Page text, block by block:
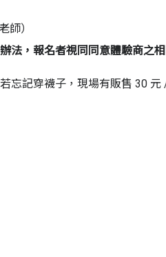
師）
法，報名者視同同意體驗商之
忘記穿襪子，現場有販售 30 元
不中斷，需要喝水或休息時可自
的孩子沒看過或碰過的東西會害
孩子在學習，如果知道孩子對某